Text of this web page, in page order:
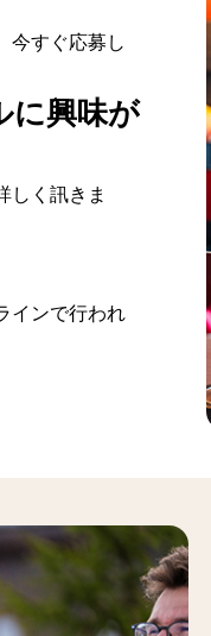
今すぐ応募し
に興味が
しく訊きま
インで行われ